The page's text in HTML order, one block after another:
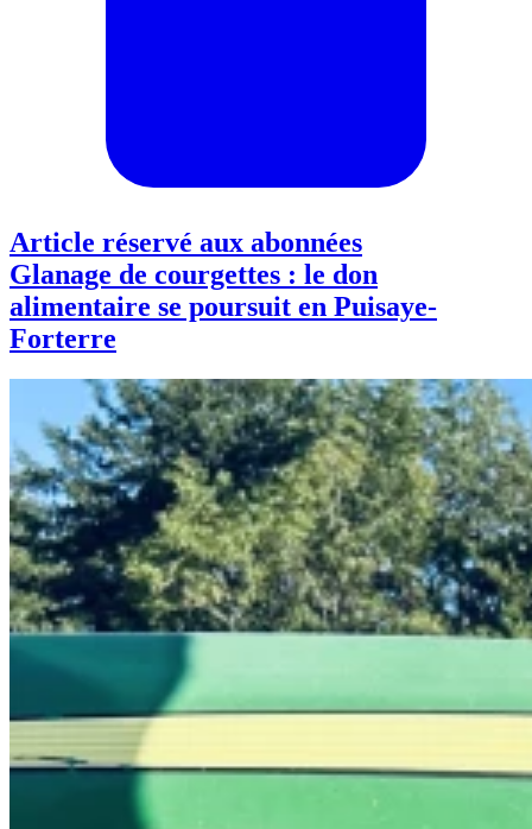
Article réservé aux abonnées
Glanage de courgettes : le don
alimentaire se poursuit en Puisaye-
Forterre